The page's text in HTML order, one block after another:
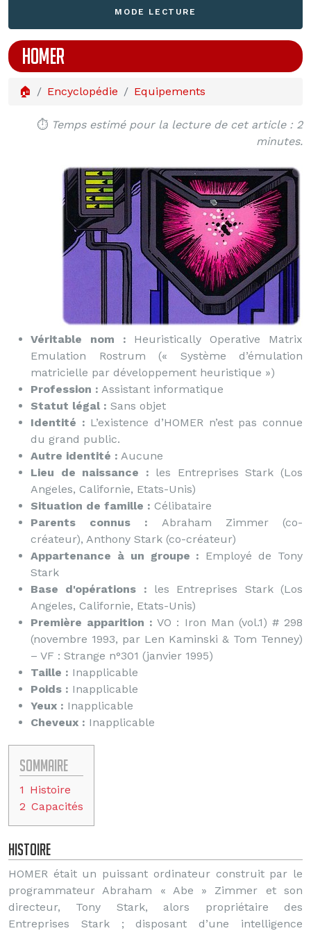
MODE LECTURE
HOMER
🏠 Encyclopédie Equipements
⏱️ Temps estimé pour la lecture de cet article : 2
minutes.
Véritable nom : Heuristically Operative Matrix
Emulation Rostrum (« Système d’émulation
matricielle par développement heuristique »)
Profession : Assistant informatique
Statut légal : Sans objet
Identité : L’existence d’HOMER n’est pas connue
du grand public.
Autre identité : Aucune
Lieu de naissance : les Entreprises Stark (Los
Angeles, Californie, Etats-Unis)
Situation de famille : Célibataire
Parents connus : Abraham Zimmer (co-
créateur), Anthony Stark (co-créateur)
Appartenance à un groupe : Employé de Tony
Stark
Base d'opérations : les Entreprises Stark (Los
Angeles, Californie, Etats-Unis)
Première apparition : VO : Iron Man (vol.1) # 298
(novembre 1993, par Len Kaminski & Tom Tenney)
– VF : Strange n°301 (janvier 1995)
Taille : Inapplicable
Poids : Inapplicable
Yeux : Inapplicable
Cheveux : Inapplicable
Sommaire
1 Histoire
2 Capacités
Histoire
HOMER était un puissant ordinateur construit par le
programmateur Abraham « Abe » Zimmer et son
directeur, Tony Stark, alors propriétaire des
Entreprises Stark ; disposant d’une intelligence